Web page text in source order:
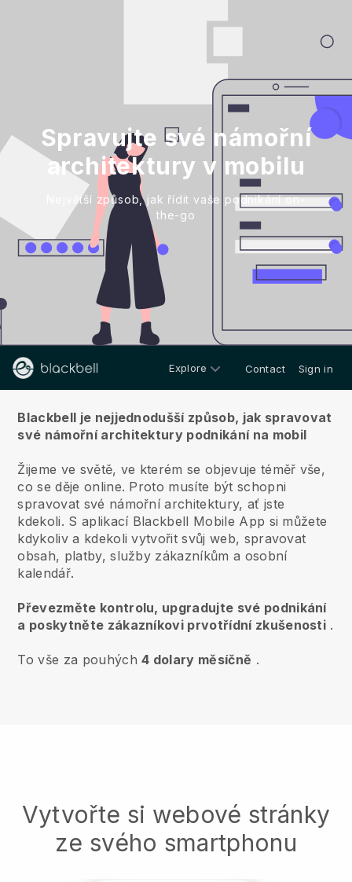
Spravujte své námořní
architektury v mobilu
Největší způsob, jak řídit vaše podnikání on-
the-go
Explore Contact Sign in
Blackbell je nejjednodušší způsob, jak spravovat
své námořní architektury podnikání na mobil
Žijeme ve světě, ve kterém se objevuje téměř vše,
co se děje online. Proto musíte být schopni
spravovat své námořní architektury, ať jste
kdekoli. S aplikací Blackbell Mobile App si můžete
kdykoliv a kdekoli vytvořit svůj web, spravovat
obsah, platby, služby zákazníkům a osobní
kalendář.
Převezměte kontrolu, upgradujte své podnikání
a poskytněte zákazníkovi prvotřídní zkušenosti .
To vše za pouhých4 dolary měsíčně .
Vytvořte si webové stránky
ze svého smartphonu